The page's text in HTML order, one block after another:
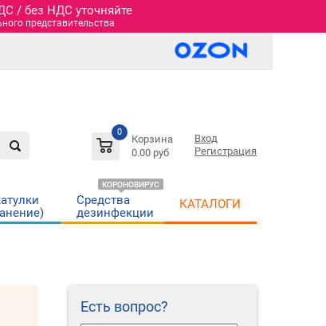
/ без НДС уточняйте
представительства
0
Корзина
0.00 руб
Вход
Регистрация
Средства
дезинфекции
КОРОНОВИРУС
КАТАЛОГИ
Есть вопрос?